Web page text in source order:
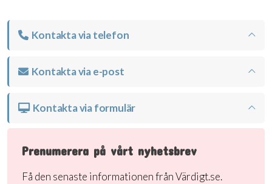
Kontakta via telefon
Kontakta via e-post
Kontakta via formulär
Prenumerera på vårt nyhetsbrev
Få den senaste informationen från Värdigt.se.